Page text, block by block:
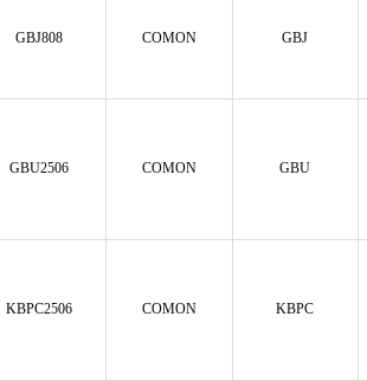
GBJ808 COMON GBJ
GBU2506 COMON GBU
KBPC2506 COMON KBPC